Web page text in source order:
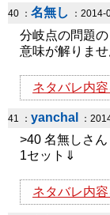
40 ： 名無し ：
分岐点の問題の
意味が解りませ
ネタバレ内
41 ： yanchal ：
>40 名無しさん
1セット⇓
ネタバレ内